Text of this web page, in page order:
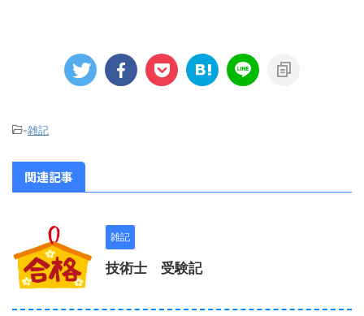
-雑記
関連記事
雑記
技術士 受験記